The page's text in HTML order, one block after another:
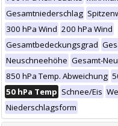
Gesamtniederschlag
300 hPa Wind 200 hPa Wind
Gesamtbedeckungsgrad
Neuschneehöhe Gesamt-
850 hPa Temp. Abweichung
50 hPa Temp Schnee/Eis
Niederschlagsform